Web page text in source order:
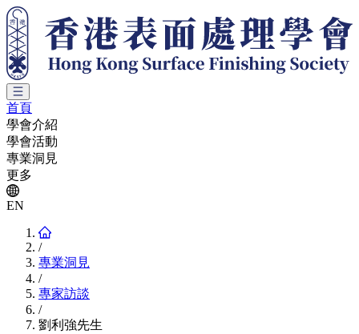
首頁
學會介紹
學會活動
專業洞見
更多
EN
/
專業洞見
/
專家訪談
/
劉利強先生